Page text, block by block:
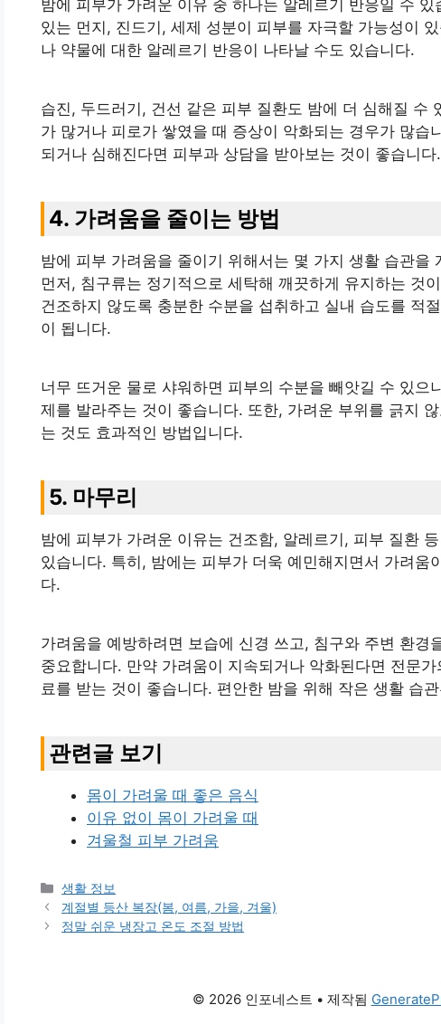
밤에 피부가 가려운 이유 중 하나는 알레르기 반응일 수
있는 먼지, 진드기, 세제 성분이 피부를 자극할 가능성이
나 약물에 대한 알레르기 반응이 나타날 수도 있습니다.
습진, 두드러기, 건선 같은 피부 질환도 밤에 더 심해질 수
가 많거나 피로가 쌓였을 때 증상이 악화되는 경우가 많습
되거나 심해진다면 피부과 상담을 받아보는 것이 좋습니다.
4. 가려움을 줄이는 방법
밤에 피부 가려움을 줄이기 위해서는 몇 가지 생활 습관을
먼저, 침구류는 정기적으로 세탁해 깨끗하게 유지하는 것
건조하지 않도록 충분한 수분을 섭취하고 실내 습도를 적
이 됩니다.
너무 뜨거운 물로 샤워하면 피부의 수분을 빼앗길 수 있으
제를 발라주는 것이 좋습니다. 또한, 가려운 부위를 긁지
는 것도 효과적인 방법입니다.
5. 마무리
밤에 피부가 가려운 이유는 건조함, 알레르기, 피부 질환
있습니다. 특히, 밤에는 피부가 더욱 예민해지면서 가려움
다.
가려움을 예방하려면 보습에 신경 쓰고, 침구와 주변 환경
중요합니다. 만약 가려움이 지속되거나 악화된다면 전문
료를 받는 것이 좋습니다. 편안한 밤을 위해 작은 생활 습
관련글 보기
몸이 가려울 때 좋은 음식
이유 없이 몸이 가려울 때
겨울철 피부 가려움
카
테
고
생활 정보
계절별 등산 복장(봄, 여름, 가을, 겨울)
정말 쉬운 냉장고 온도 조절 방법
© 2026 인포네스트 • 제작됨